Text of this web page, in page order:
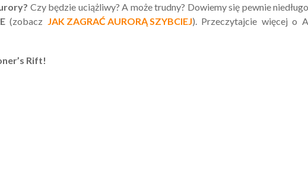
Czy będzie uciążliwy? A może trudny? Dowiemy się pewnie
(zobacz JAK ZAGRAĆ AURORĄ SZYBCIEJ). Przeczytajcie więcej o
Rift!